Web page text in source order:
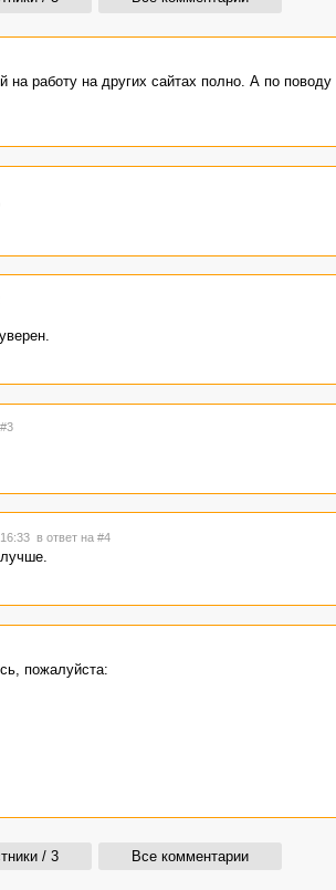
работу на других сайтах полно. А по
в ответ на #4
пожалуйста:
/ 3 Все комментарии